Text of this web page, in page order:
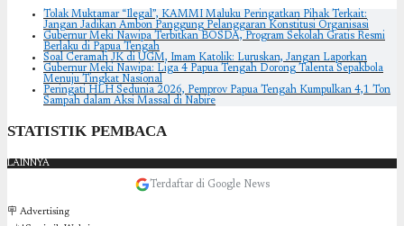
Tolak Muktamar “Ilegal”, KAMMI Maluku Peringatkan Pihak Terkait:
Jangan Jadikan Ambon Panggung Pelanggaran Konstitusi Organisasi
Gubernur Meki Nawipa Terbitkan BOSDA, Program Sekolah Gratis Resmi
Berlaku di Papua Tengah
Soal Ceramah JK di UGM, Imam Katolik: Luruskan, Jangan Laporkan
Gubernur Meki Nawipa: Liga 4 Papua Tengah Dorong Talenta Sepakbola
Menuju Tingkat Nasional
Peringati HLH Sedunia 2026, Pemprov Papua Tengah Kumpulkan 4,1 Ton
Sampah dalam Aksi Massal di Nabire
STATISTIK PEMBACA
LAINNYA
Terdaftar di Google News
🪧 Advertising